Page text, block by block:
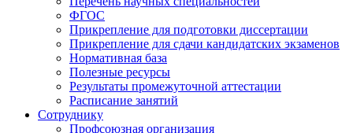
ФГОС
Прикрепление для подготовки диссертации
Прикрепление для сдачи кандидатских экзаменов
Нормативная база
Полезные ресурсы
Результаты промежуточной аттестации
Расписание занятий
Сотруднику
Профсоюзная организация